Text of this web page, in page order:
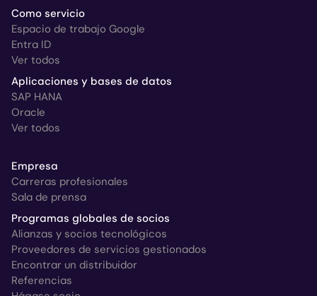
Como servicio
Espacio de trabajo Google
Entra ID
Ver todos
Aplicaciones y bases de datos
SAP HANA
Oracle
Ver todos
Empresa
Carreras profesionales
Sala de prensa
Programas globales de socios
Alianzas y socios tecnológicos
Proveedores de servicios gestionados
Encontrar un distribuidor
Referencias